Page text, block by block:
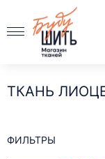
ТКАНЬ
ФИЛЬТРЫ